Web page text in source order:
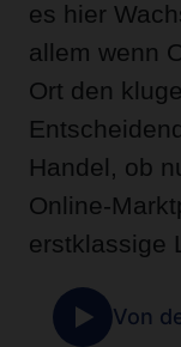
es hier
allem wenn
Ort den
Handel, ob
Online-
erstklassige